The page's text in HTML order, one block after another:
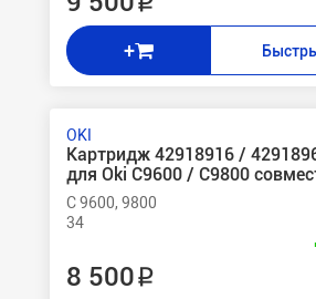
+
OKI
Картридж 42918916 /
для Oki C9600 / C9800
C 9600, 9800
34
8 500 ₽